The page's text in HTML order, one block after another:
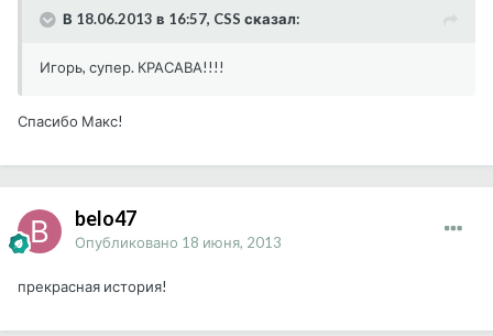
В 18.06.2013 в 16:57, CSS сказал:
Игорь, супер. КРАСАВА!!!!
Спасибо Макс!
belo47
Опубликовано 18 июня, 2013
прекрасная история!